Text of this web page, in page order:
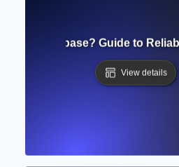
Database? Guide to
View details